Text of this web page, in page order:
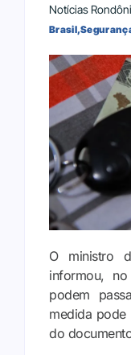
Notícias
Brasil,
O ministro
informou,
podem
medida pode
do